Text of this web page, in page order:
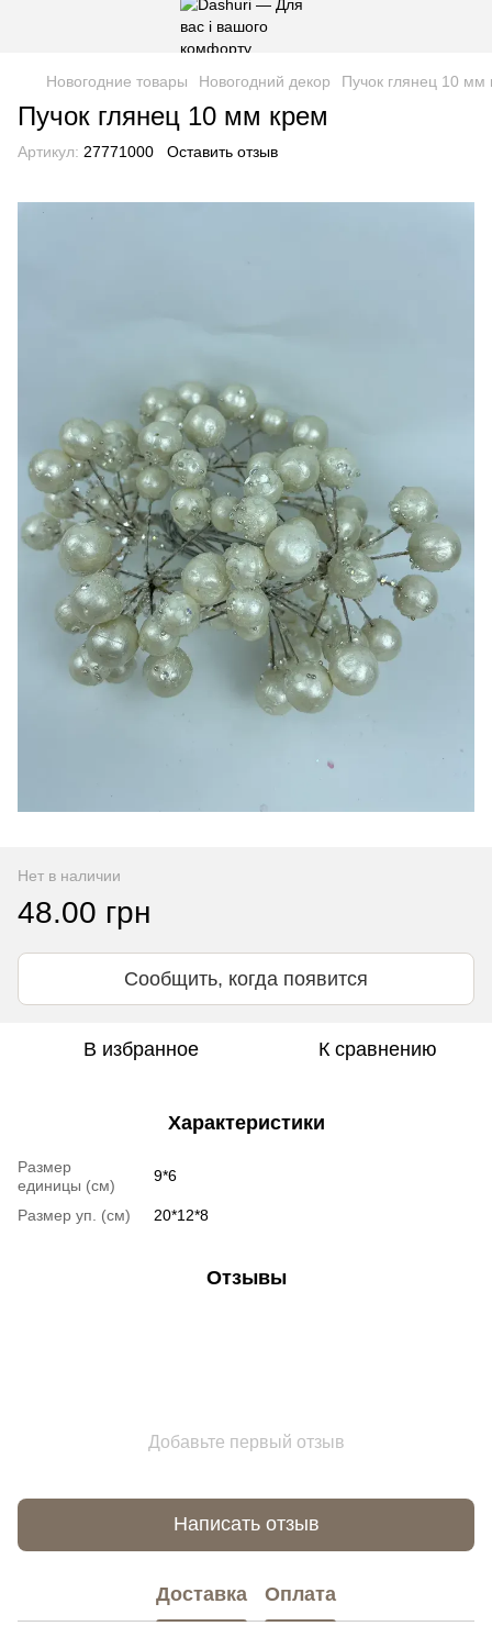
Новогодние товары Новогодний декор Пучок глянец 10 мм
Пучок глянец 10 мм крем
Артикул: 27771000 Оставить отзыв
Нет в наличии
48.00 грн
Сообщить, когда появится
В избранное К сравнению
Характеристики
Размер
единицы (см)
9*6
Размер уп. (см) 20*12*8
Отзывы
Добавьте первый отзыв
Написать отзыв
Доставка Оплата